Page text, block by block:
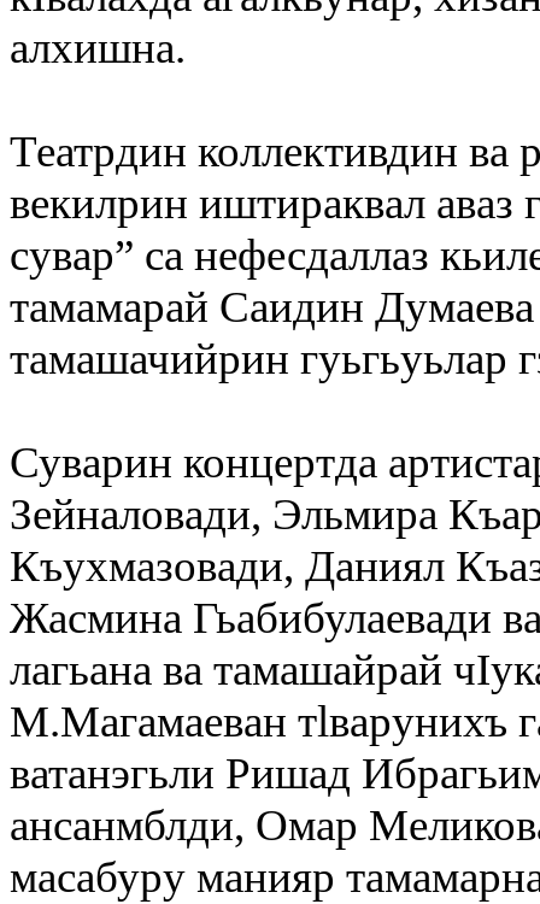
алхишна.
Театрдин коллективдин ва
векилрин иштираквал аваз
сувар” са нефесдаллаз
тамамарай Саидин Думаева
тамашачийрин гуьгьуьлар
Суварин концертда
Зейналовади, Эльмира
Къухмазовади, Даниял
Жасмина Гьабибулаевади
лагьана ва тамашайрай
М.Магамаеван тlварунихъ
ватанэгьли Ришад
ансанмблди, Омар
масабуру манияр